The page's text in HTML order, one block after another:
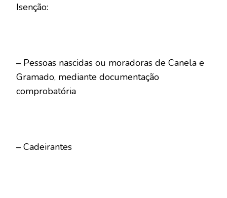
Isenção:
– Pessoas nascidas ou moradoras de Canela e
Gramado, mediante documentação
comprobatória
– Cadeirantes